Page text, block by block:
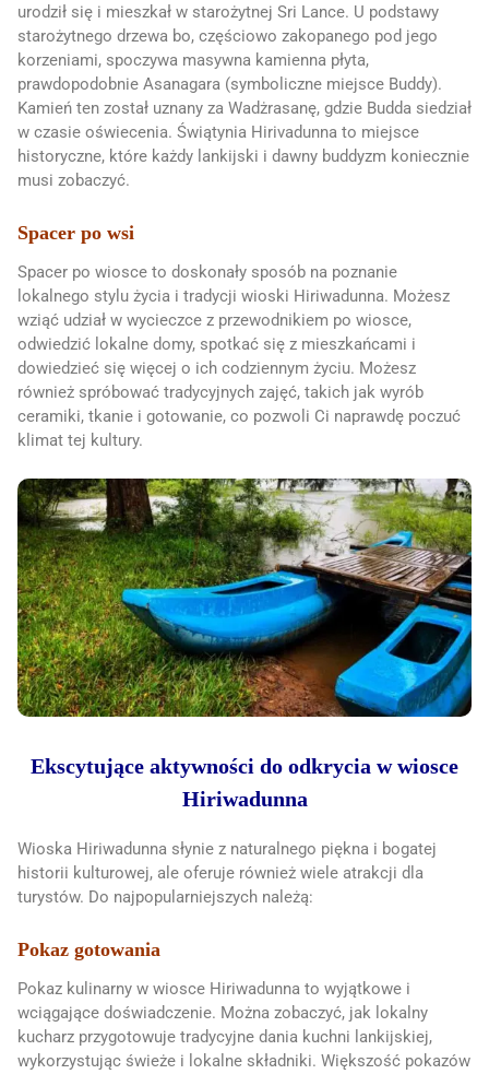
urodził się i mieszkał w starożytnej Sri Lance. U podstawy
starożytnego drzewa bo, częściowo zakopanego pod jego
korzeniami, spoczywa masywna kamienna płyta,
prawdopodobnie Asanagara (symboliczne miejsce Buddy).
Kamień ten został uznany za Wadżrasanę, gdzie Budda siedział
w czasie oświecenia. Świątynia Hirivadunna to miejsce
historyczne, które każdy lankijski i dawny buddyzm koniecznie
musi zobaczyć.
Spacer po wsi
Spacer po wiosce to doskonały sposób na poznanie
lokalnego stylu życia i tradycji wioski Hiriwadunna. Możesz
wziąć udział w wycieczce z przewodnikiem po wiosce,
odwiedzić lokalne domy, spotkać się z mieszkańcami i
dowiedzieć się więcej o ich codziennym życiu. Możesz
również spróbować tradycyjnych zajęć, takich jak wyrób
ceramiki, tkanie i gotowanie, co pozwoli Ci naprawdę poczuć
klimat tej kultury.
Ekscytujące aktywności do odkrycia w wiosce
Hiriwadunna
Wioska Hiriwadunna słynie z naturalnego piękna i bogatej
historii kulturowej, ale oferuje również wiele atrakcji dla
turystów. Do najpopularniejszych należą:
Pokaz gotowania
Pokaz kulinarny w wiosce Hiriwadunna to wyjątkowe i
wciągające doświadczenie. Można zobaczyć, jak lokalny
kucharz przygotowuje tradycyjne dania kuchni lankijskiej,
wykorzystując świeże i lokalne składniki. Większość pokazów